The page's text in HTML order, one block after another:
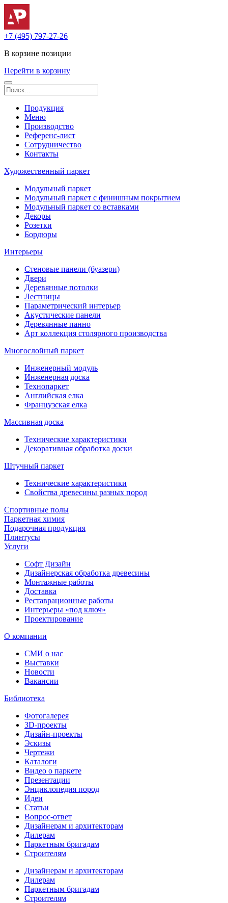
+7 (495) 797-27-26
В корзине позиции
Перейти в корзину
Продукция
Меню
Производство
Референс-лист
Сотрудничество
Контакты
Художественный паркет
Модульный паркет
Модульный паркет с финишным покрытием
Модульный паркет со вставками
Декоры
Розетки
Бордюры
Интерьеры
Стеновые панели (буазери)
Двери
Деревянные потолки
Лестницы
Параметрический интерьер
Акустические панели
Деревянные панно
Арт коллекция столярного производства
Многослойный паркет
Инженерный модуль
Инженерная доска
Технопаркет
Английская елка
Французская елка
Массивная доска
Технические характеристики
Декоративная обработка доски
Штучный паркет
Технические характеристики
Свойства древесины разных пород
Спортивные полы
Паркетная химия
Подарочная продукция
Плинтусы
Услуги
Софт Дизайн
Дизайнерская обработка древесины
Монтажные работы
Доставка
Реставрационные работы
Интерьеры «под ключ»
Проектирование
О компании
СМИ о нас
Выставки
Новости
Вакансии
Библиотека
Фотогалерея
3D-проекты
Дизайн-проекты
Эскизы
Чертежи
Каталоги
Видео о паркете
Презентации
Энциклопедия пород
Идеи
Статьи
Вопрос-ответ
Дизайнерам и архитекторам
Дилерам
Паркетным бригадам
Строителям
Дизайнерам и архитекторам
Дилерам
Паркетным бригадам
Строителям